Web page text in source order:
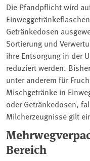
Die Pfandpflicht wird
Getränkedosen
Sortierung und
ihre Entsorgung in der
reduziert werden.
unter anderem für
Mischgetränke in
oder Getränkedosen,
Milcherzeugnisse gilt
Bereich